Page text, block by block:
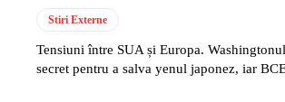
Stiri Externe
Tensiuni între SUA și Europa.
secret pentru a salva yenul japonez, iar